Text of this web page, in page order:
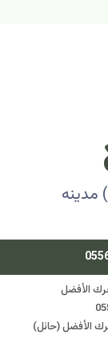
جو
جو (الرصف)